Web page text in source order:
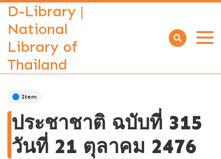
D-Library |
National
Library of
Thailand
Open
Item
ประชาชาติ ฉบับที่ 315
วันที่ 21 ตุลาคม 2476